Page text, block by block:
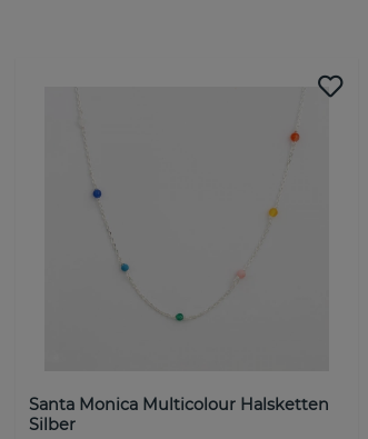
Santa Monica Multicolour Halsketten
Silber